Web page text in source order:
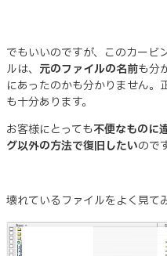
でもいいのですが、このカービ
ルは、 元のファイルの名前も分
にあったのかも分かりません。
も十分あります。
お客様にとっても不便なものに
グ以外の方法で復旧したいので
壊れているファイルをよく見て